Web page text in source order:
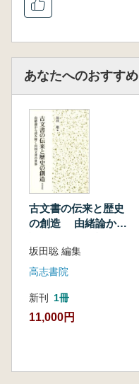
あなたへのおすすめ
古文書の伝来と歴史
の創造 由緒論から
世界
坂田聡 編集
高志書院
新刊 1冊
11,000円